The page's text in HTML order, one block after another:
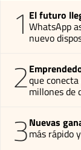
1 El futuro
WhatsApp
nuevo
2que
millones de
3Nuevas
más rápido